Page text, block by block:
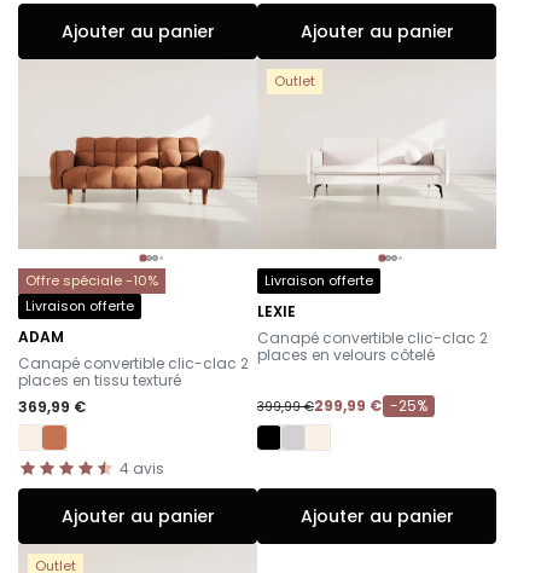
Ajouter au panier Ajouter au panier
Offre spéciale -10%
Livraison offerte
ADAM
-
Canapé convertible clic-clac 2
places en tissu texturé
369,99 €
4 avis
Ajouter au panier
Outlet
Livraison offerte
LEXIE
-
Canapé convertible clic-clac 2
places en velours côtelé
399,99 €299,99 € -25%
Ajouter au panier
Outlet